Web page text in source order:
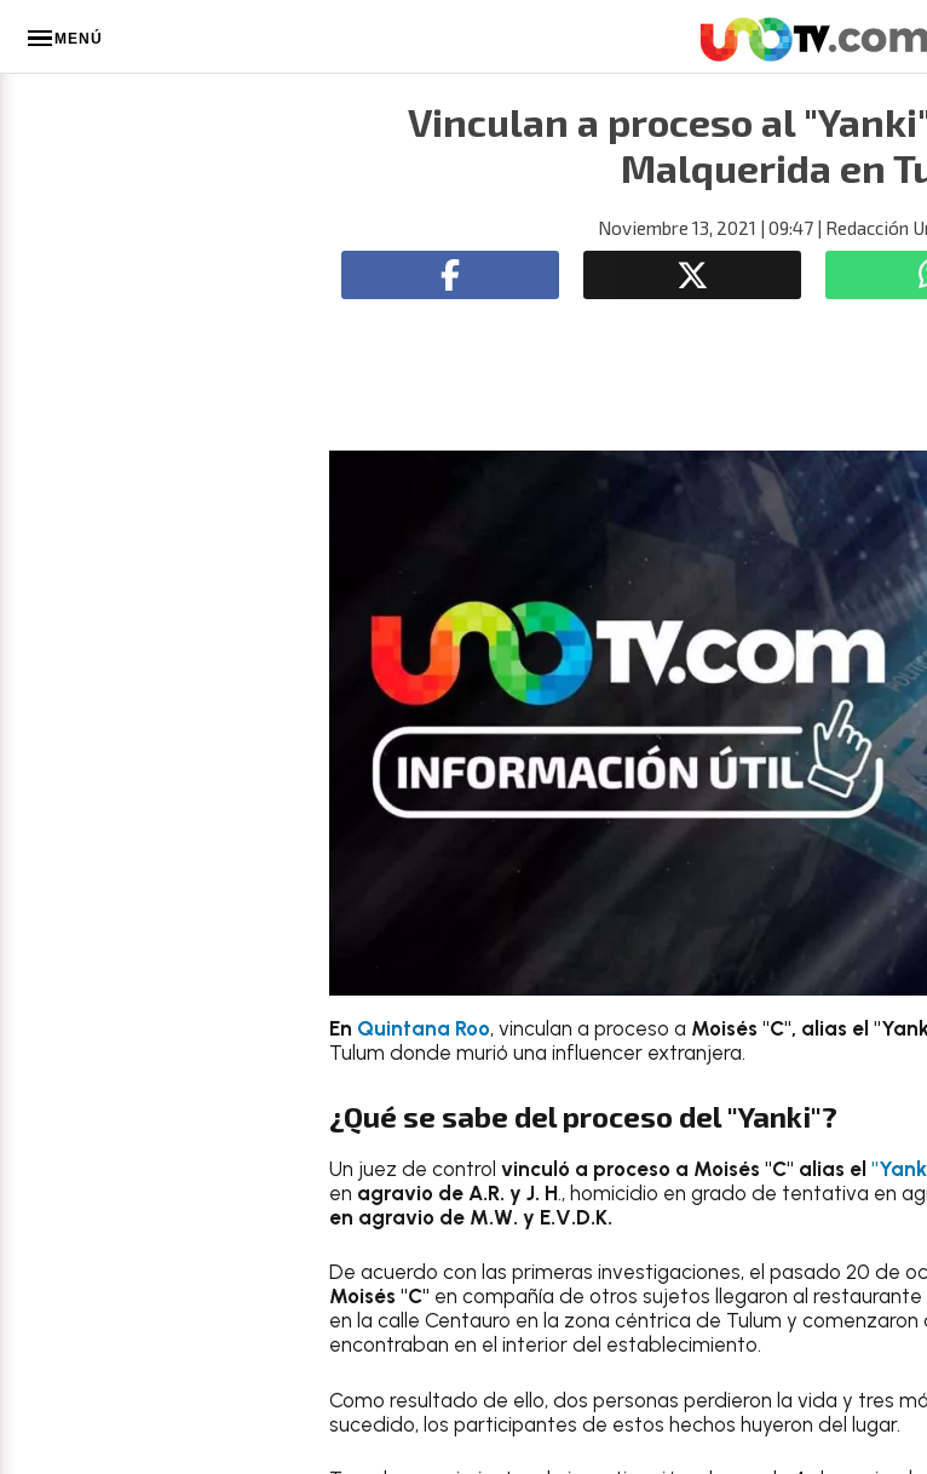
MENÚ
Vinculan a proceso al
Malquerida en
Noviembre 13, 2021 | 09:47 | Redacción
En Quintana Roo, vinculan a proceso a Moisés "C", alias el
Tulum donde murió una influencer extranjera.
¿Qué se sabe del proceso del "Yanki"?
Un juez de control vinculó a proceso a Moisés "C" alias el
en agravio de A.R. y J. H., homicidio en grado de tentativa en
en agravio de M.W. y E.V.D.K.
De acuerdo con las primeras investigaciones, el pasado 20 de
Moisés "C" en compañía de otros sujetos llegaron al
en la calle Centauro en la zona céntrica de Tulum y
encontraban en el interior del establecimiento.
Como resultado de ello, dos personas perdieron la vida y tres
sucedido, los participantes de estos hechos huyeron del lugar.